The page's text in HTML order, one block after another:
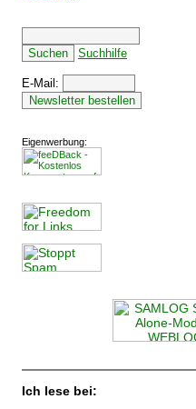
Suchhilfe
E-Mail:
Eigenwerbung:
Ich lese bei: